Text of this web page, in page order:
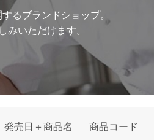
るブランドショップ。
いただけます。
発売日＋商品名 商品コード